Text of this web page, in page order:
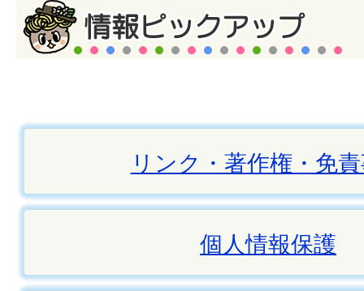
リンク・著作権・免
個人情報保護